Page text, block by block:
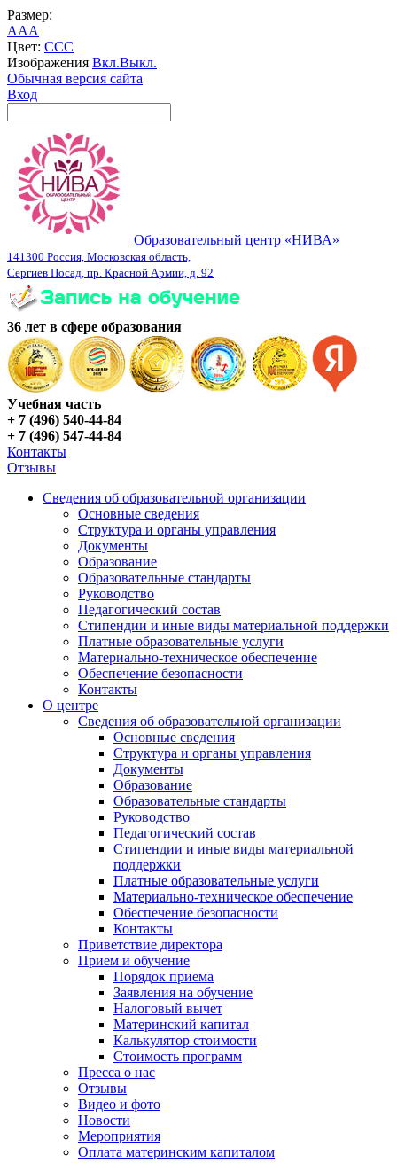
Размер:
AAA
Цвет: CCC
Изображения Вкл.Выкл.
Обычная версия сайта
Вход
Образовательный центр «НИВА»
141300 Россия, Московская область,
Сергиев Посад, пр. Красной Армии, д. 92
36 лет в сфере образования
Учебная часть
+ 7 (496) 540-44-84
+ 7 (496) 547-44-84
Контакты
Отзывы
Сведения об образовательной организации
Основные сведения
Структура и органы управления
Документы
Образование
Образовательные стандарты
Руководство
Педагогический состав
Стипендии и иные виды материальной поддержки
Платные образовательные услуги
Материально-техническое обеспечение
Обеспечение безопасности
Контакты
О центре
Сведения об образовательной организации
Основные сведения
Структура и органы управления
Документы
Образование
Образовательные стандарты
Руководство
Педагогический состав
Стипендии и иные виды материальной
поддержки
Платные образовательные услуги
Материально-техническое обеспечение
Обеспечение безопасности
Контакты
Приветствие директора
Прием и обучение
Порядок приема
Заявления на обучение
Налоговый вычет
Материнский капитал
Калькулятор стоимости
Стоимость программ
Пресса о нас
Отзывы
Видео и фото
Новости
Мероприятия
Оплата материнским капиталом